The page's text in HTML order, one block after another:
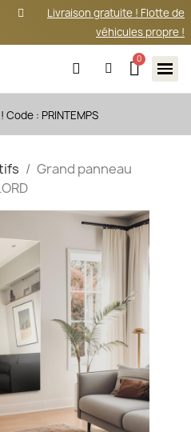
Livraison gratuite ! Flotte de
véhicules propre !
: PRINTEMPS
Grand panneau